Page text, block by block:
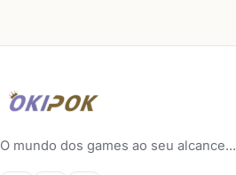
O mundo dos games ao seu alcance...